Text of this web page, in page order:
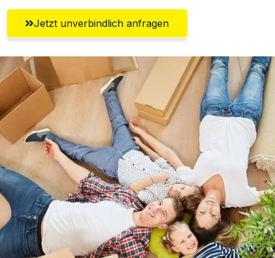
Jetzt unverbindlich anfragen